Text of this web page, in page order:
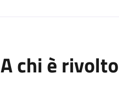
A chi è rivolto